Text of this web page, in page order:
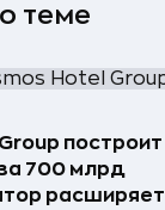
теме
построит
700 млрд
расширяет